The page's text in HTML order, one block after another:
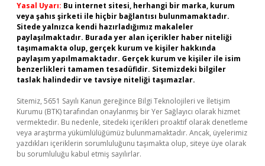
Yasal Uyarı: Bu internet sitesi, herhangi bir marka, kurum
veya şahıs şirketi ile hiçbir bağlantısı bulunmamaktadır.
Sitede yalnızca kendi hazırladığımız makaleler
paylaşılmaktadır. Burada yer alan içerikler haber niteliği
taşımamakta olup, gerçek kurum ve kişiler hakkında
paylaşım yapılmamaktadır. Gerçek kurum ve kişiler ile isim
benzerlikleri tamamen tesadüfidir. Sitemizdeki bilgiler
taslak halindedir ve tavsiye niteliği taşımazlar.
Sitemiz, 5651 Sayılı Kanun gereğince Bilgi Teknolojileri ve İletişim
Kurumu (BTK) tarafından onaylanmış bir Yer Sağlayıcı olarak hizmet
vermektedir. Bu nedenle, sitedeki içerikleri proaktif olarak denetleme
veya araştırma yükümlülüğümüz bulunmamaktadır. Ancak, üyelerimiz
yazdıkları içeriklerin sorumluluğunu taşımakta olup, siteye üye olarak
bu sorumluluğu kabul etmiş sayılırlar.